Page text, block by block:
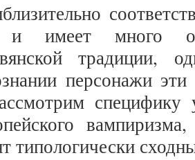
и имеет много
персонажи
специфику
типологически